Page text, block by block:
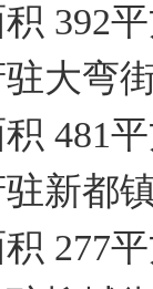
平方
大弯
方
新都
方